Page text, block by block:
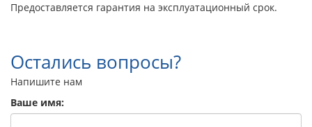
Предоставляется гарантия на эксплуатационный срок.
Остались вопросы?
Напишите нам
Ваше имя: